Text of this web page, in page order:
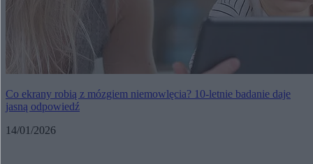
Co ekrany robią z mózgiem niemowlęcia? 10-letnie badanie daje
jasną odpowiedź
14/01/2026